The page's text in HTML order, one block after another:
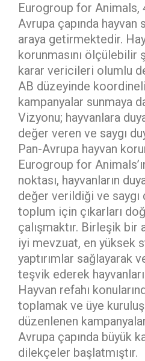
Eurogroup for Animals,
Avrupa çapında hayvan
araya getirmektedir.
korunmasını
karar vericileri olumlu
AB düzeyinde
kampanyalar sunmaya
Vizyonu; hayvanlara
değer veren ve saygı
Pan-Avrupa hayvan
Eurogroup for
noktası, hayvanların
değer verildiği ve saygı
toplum için çıkarları
çalışmaktır. Birleşik bir
iyi mevzuat, en yüksek
yaptırımlar sağlayarak
teşvik ederek
Hayvan refahı
toplamak ve üye
düzenlenen
Avrupa çapında büyük
dilekçeler başlatmıştır.